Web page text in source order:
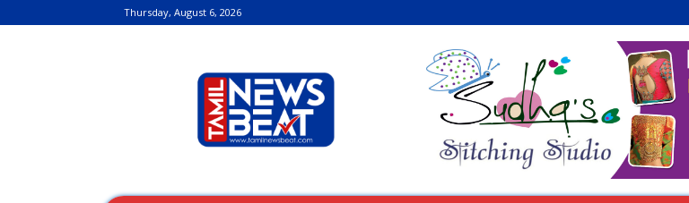
Thursday, August 6, 2026